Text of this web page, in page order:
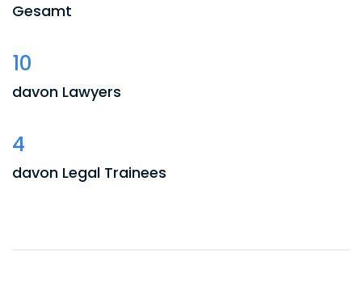
Gesamt
10
davon Lawyers
4
davon Legal Trainees